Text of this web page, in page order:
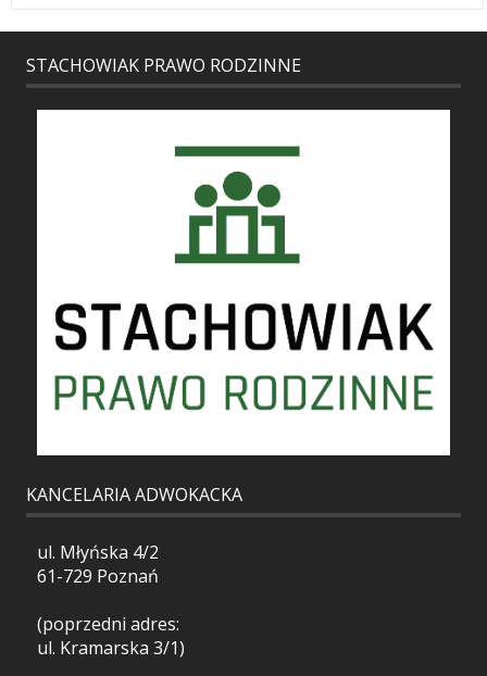
STACHOWIAK PRAWO RODZINNE
KANCELARIA ADWOKACKA
ul. Młyńska 4/2
61-729 Poznań
(poprzedni adres:
ul. Kramarska 3/1)